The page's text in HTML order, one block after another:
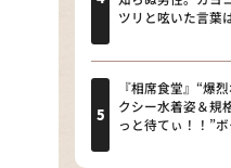
新婚さ
ポツンと
ザキ山小
ツリと呟いた言葉
『相席食堂』“爆
クシー水着姿＆規
っと待てぃ！！”